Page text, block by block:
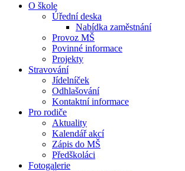
O škole
Úřední deska
Nabídka zaměstnání
Provoz MŠ
Povinné informace
Projekty
Stravování
Jídelníček
Odhlašování
Kontaktní informace
Pro rodiče
Aktuality
Kalendář akcí
Zápis do MŠ
Předškoláci
Fotogalerie